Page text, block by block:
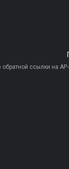
ссылки на